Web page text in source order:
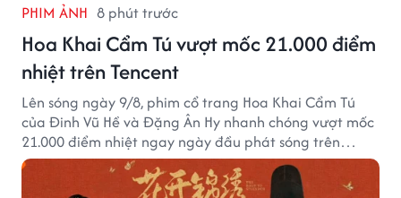
PHIM ẢNH 8 phút trước
Hoa Khai Cẩm Tú vượt mốc 21.000 điểm
nhiệt trên Tencent
Lên sóng ngày 9/8, phim cổ trang Hoa Khai Cẩm Tú
của Đinh Vũ Hề và Đặng Ân Hy nhanh chóng vượt mốc
21.000 điểm nhiệt ngay ngày đầu phát sóng trên
Tencent Video.